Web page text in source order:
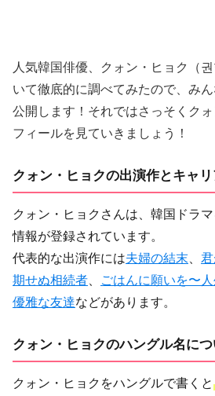
人気韓国俳優、クォン・ヒョク（
いて徹底的に調べてみたので、み
公開します！それではさっそくク
フィールを見ていきましょう！
クォン・ヒョクの出演作とキャ
クォン・ヒョクさんは、韓国ドラ
情報が登録されています。
代表的な出演作には夫婦の結末、
期せぬ相続者、 ごはんに願いを〜
優雅な友達などがあります。
クォン・ヒョクのハングル名に
クォン・ヒョクをハングルで書くと